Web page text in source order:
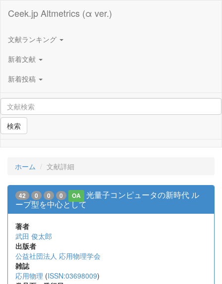
Ceek.jp Altmetrics (α ver.)
文献ランキング
新着文献
新着投稿
検索
ホーム 文献詳細
42 0 0 0 OA
光量子コンピュータの新時代 ル
ープ型を中心として
著者
武田 俊太郎
出版者
公益社団法人 応用物理学会
雑誌
応用物理 (ISSN:03698009)